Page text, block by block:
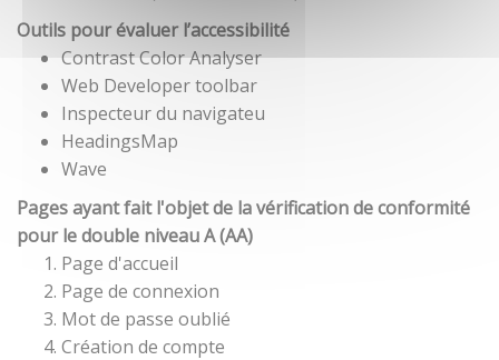
Outils pour évaluer l’accessibilité
Contrast Color Analyser
Web Developer toolbar
Inspecteur du navigateu
HeadingsMap
Wave
Pages ayant fait l'objet de la vérification de conformité
pour le double niveau A (AA)
Page d'accueil
Page de connexion
Mot de passe oublié
Création de compte